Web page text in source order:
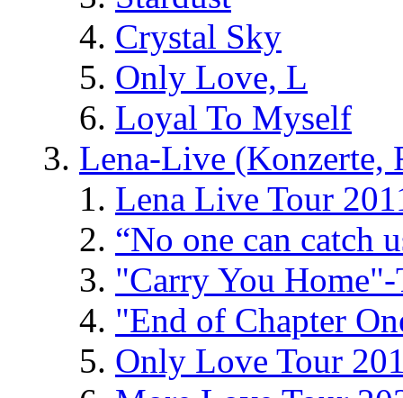
Crystal Sky
Only Love, L
Loyal To Myself
Lena-Live (Konzerte,
Lena Live Tour
“No one can catch
"Carry You
"End of Chapter
Only Love Tour